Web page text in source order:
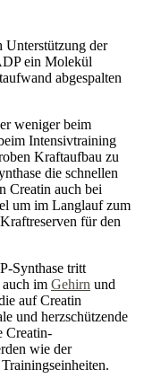
Unterstützung der
ein Molekül
abgespalten
weniger beim
Intensivtraining
Kraftaufbau zu
die schnellen
Creatin auch bei
um im Langlauf zum
für den
Synthase tritt
im Gehirn und
auf Creatin
und herzschützende
Creatin-
wie der